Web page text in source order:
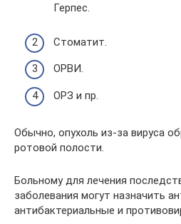
Герпес.
Стоматит.
ОРВИ.
ОРЗ и пр.
Обычно, опухоль из-за вируса
ротовой полости.
Больному для лечения
заболевания могут назначить
антибактериальные и